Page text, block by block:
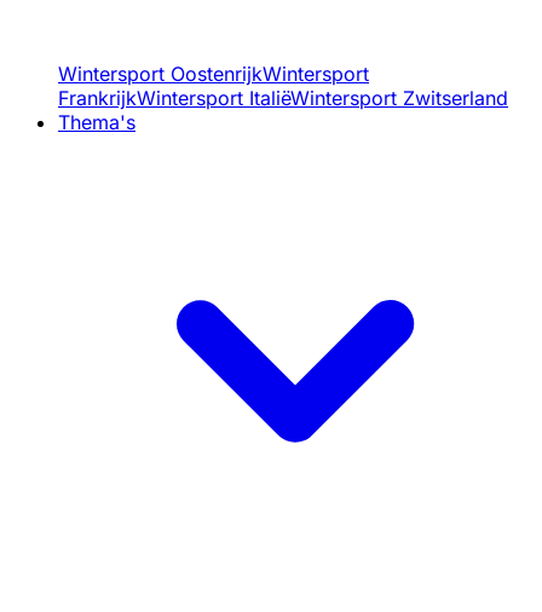
Wintersport OostenrijkWintersport
FrankrijkWintersport ItaliëWintersport Zwitserland
Thema's